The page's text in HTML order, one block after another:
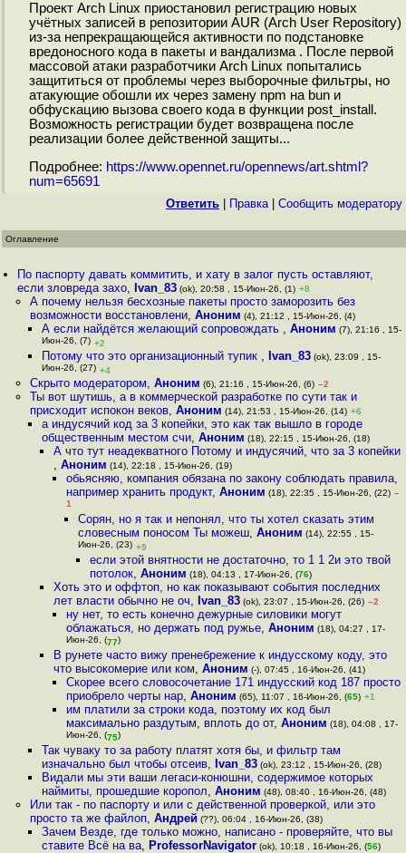
Проект Arch Linux приостановил регистрацию новых
учётных записей в репозитории AUR (Arch User Repository)
из-за непрекращающейся активности по подстановке
вредоносного кода в пакеты и вандализма . После первой
массовой атаки разработчики Arch Linux попытались
защититься от проблемы через выборочные фильтры, но
атакующие обошли их через замену npm на bun и
обфускацию вызова своего кода в функции post_install.
Возможность регистрации будет возвращена после
реализации более действенной защиты...
Подробнее: https://www.opennet.ru/opennews/art.shtml?
num=65691
Ответить Правка| Cообщить модератору
Оглавление
По паспорту давать коммитить, и хату в залог пусть оставляют,
если зловреда захо, Ivan_83 (ok), 20:58 , 15-Июн-26, (1) +8
А почему нельзя бесхозные пакеты просто заморозить без
возможности восстановлени, Аноним (4), 21:12 , 15-Июн-26, (4)
А если найдётся желающий сопровождать , Аноним (7), 21:16 , 15-
Июн-26, (7) +2
Потому что это организационный тупик , Ivan_83(ok), 23:09 , 15-
Июн-26, (27) +4
Скрыто модератором, Аноним (6), 21:16 , 15-Июн-26, (6) –2
Ты вот шутишь, а в коммерческой разработке по сути так и
присходит испокон веков, Аноним (14), 21:53 , 15-Июн-26, (14) +6
а индусячий код за 3 копейки, это как так вышло в городе
общественным местом счи, Аноним (18), 22:15 , 15-Июн-26, (18)
А что тут неадекватного Потому и индусячий, что за 3 копейки
,Аноним (14), 22:18 , 15-Июн-26, (19)
обьясняю, компания обязана по закону соблюдать правила,
например хранить продукт, Аноним (18), 22:35 , 15-Июн-26, (22) –
1
Сорян, но я так и непонял, что ты хотел сказать этим
словесным поносом Ты можеш, Аноним (14), 22:55 , 15-
Июн-26, (23) +9
если этой внятности не достаточно, то 1 1 2и это твой
потолок,Аноним (18), 04:13 , 17-Июн-26, (76)
Хоть это и оффтоп, но как показывают события последних
лет власти обычно не оч, Ivan_83 (ok), 23:07 , 15-Июн-26, (26) –2
ну нет, то есть конечно дежурные силовики могут
облажаться, но держать под ружье, Аноним (18), 04:27 , 17-
Июн-26, (77)
В рунете часто вижу пренебрежение к индусскому коду, это
что высокомерие или ком,Аноним (-), 07:45 , 16-Июн-26, (41)
Скорее всего словосочетание 171 индусский код 187 просто
приобрело черты нар, Аноним (65), 11:07 , 16-Июн-26, (65) +1
им платили за строки кода, поэтому их код был
максимально раздутым, вплоть до от, Аноним (18), 04:08 , 17-
Июн-26, (75)
Так чуваку то за работу платят хотя бы, и фильтр там
изначально был чтобы отсеив, Ivan_83(ok), 23:12 , 15-Июн-26, (28)
Видали мы эти ваши легаси-конюшни, содержимое которых
наймиты, прошедшие коропол, Аноним (48), 08:40 , 16-Июн-26, (48)
Или так - по паспорту и или с действенной проверкой, или это
просто та же файлоп, Андрей (??), 06:04 , 16-Июн-26, (38)
Зачем Везде, где только можно, написано - проверяйте, что вы
ставите Всё на ва, ProfessorNavigator(ok), 10:18 , 16-Июн-26, (56)